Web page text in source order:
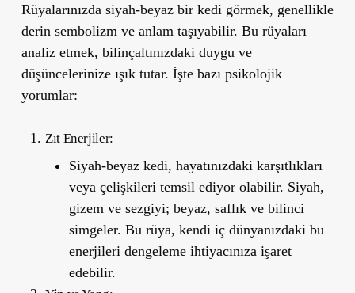
Rüyalarınızda siyah-beyaz bir kedi görmek, genellikle
derin sembolizm ve anlam taşıyabilir. Bu rüyaları
analiz etmek, bilinçaltınızdaki duygu ve
düşüncelerinize ışık tutar. İşte bazı psikolojik
yorumlar:
Zıt Enerjiler:
Siyah-beyaz kedi, hayatınızdaki karşıtlıkları
veya çelişkileri temsil ediyor olabilir. Siyah,
gizem ve sezgiyi; beyaz, saflık ve bilinci
simgeler. Bu rüya, kendi iç dünyanızdaki bu
enerjileri dengeleme ihtiyacınıza işaret
edebilir.